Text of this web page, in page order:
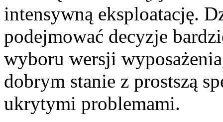
intensywną eksploatację.
podejmować decyzje
wyboru wersji
dobrym stanie z prostszą
ukrytymi problemami.